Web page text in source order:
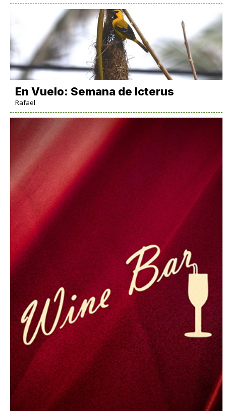
En Vuelo: Semana de Icterus
Rafael